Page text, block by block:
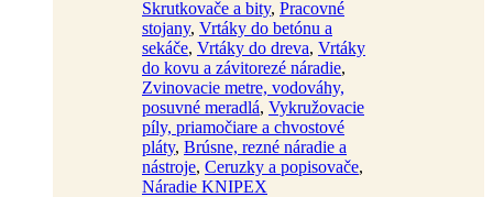
Skrutkovače a bity, Pracovné
stojany, Vrtáky do betónu a
sekáče, Vrtáky do dreva, Vrtáky
do kovu a závitorezé náradie,
Zvinovacie metre, vodováhy,
posuvné meradlá, Vykružovacie
píly, priamočiare a chvostové
pláty, Brúsne, rezné náradie a
nástroje, Ceruzky a popisovače,
Náradie KNIPEX